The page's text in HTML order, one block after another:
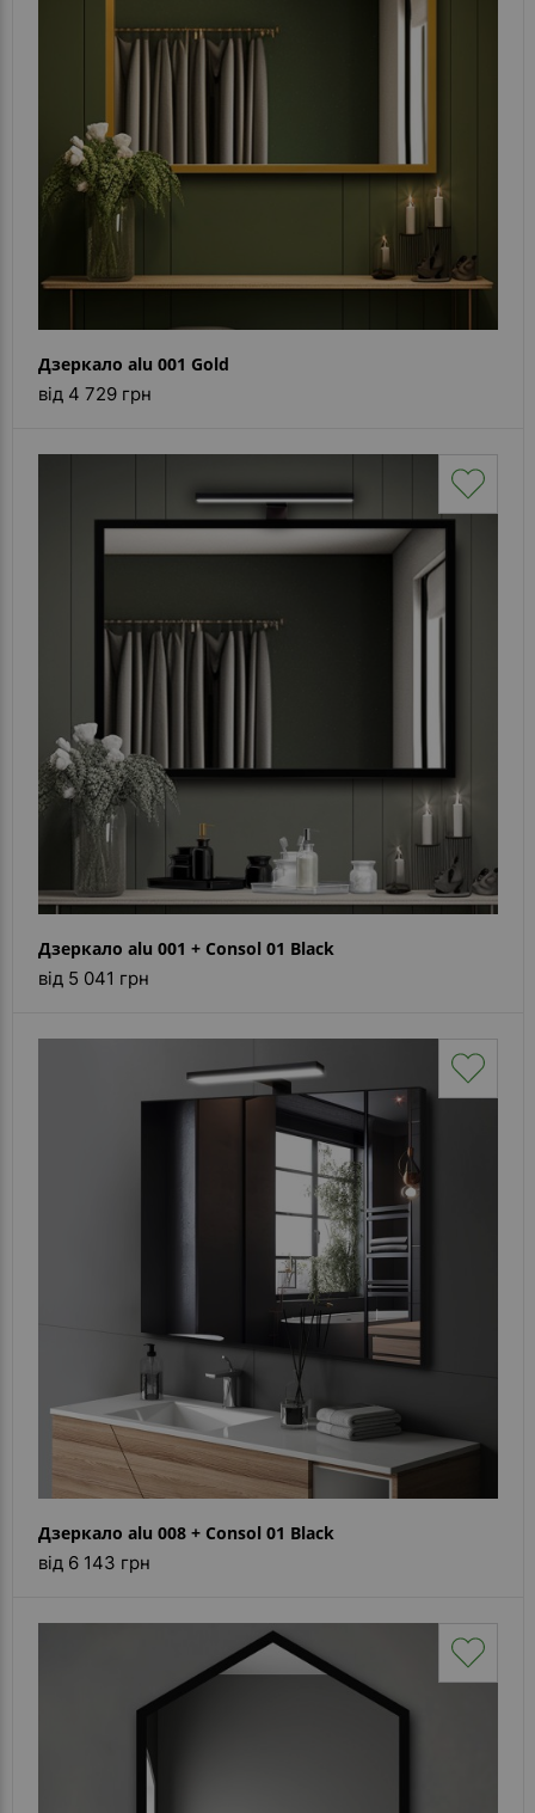
Дзеркало alu 001 Gold
від 4 729 грн
Дзеркало alu 001 + Consol 01 Black
від 5 041 грн
Дзеркало alu 008 + Consol 01 Black
від 6 143 грн